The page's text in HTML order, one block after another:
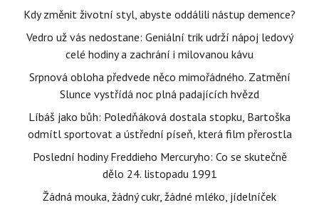
Kdy změnit životní styl, abyste oddálili nástup demence?
Vedro už vás nedostane: Geniální trik udrží nápoj ledový
celé hodiny a zachrání i milovanou kávu
Srpnová obloha předvede něco mimořádného. Zatmění
Slunce vystřídá noc plná padajících hvězd
Líbáš jako bůh: Poledňáková dostala stopku, Bartoška
odmítl sportovat a ústřední píseň, která film přerostla
Poslední hodiny Freddieho Mercuryho: Co se skutečně
dělo 24. listopadu 1991
Žádná mouka, žádný cukr, žádné mléko, jídelníček